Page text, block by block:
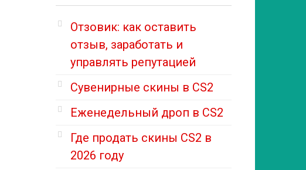
Отзовик: как оставить
отзыв, заработать и
управлять репутацией
Сувенирные скины в CS2
Еженедельный дроп в CS2
Где продать скины CS2 в
2026 году